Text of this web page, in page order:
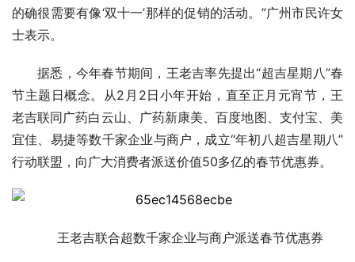
的确很需要有像‘双十一’那样的促销的活动。”广州市民许女
士表示。
据悉，今年春节期间，王老吉率先提出“超吉星期八”春
节主题日概念。从2月2日小年开始，直至正月元宵节，王
老吉联同广药白云山、广药新康美、百度地图、支付宝、美
宜佳、易捷等数千家企业与商户，成立“年初八超吉星期八”
行动联盟，向广大消费者派送价值50多亿的春节优惠券。
王老吉联合超数千家企业与商户派送春节优惠券